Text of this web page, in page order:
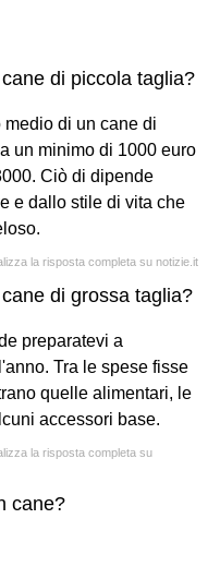
di piccola taglia?
medio di un cane di
un minimo di 1000 euro
Ciò di dipende
e dallo stile di vita che
la risposta completa su notizie.it
di grossa taglia?
preparatevi a
Tra le spese fisse
quelle alimentari, le
accessori base.
la risposta completa su
cane?